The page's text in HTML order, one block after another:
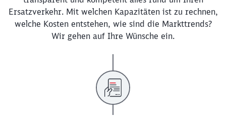
Ersatzverkehr. Mit welchen Kapazitäten ist zu rechnen,
welche Kosten entstehen, wie sind die Markttrends?
Wir gehen auf Ihre Wünsche ein.